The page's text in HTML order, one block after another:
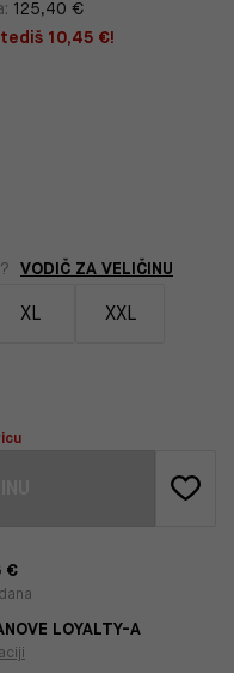
125,40 €
10,45 €!
VODIČ ZA VELIČINU
XL XXL
€
LOYALTY-A